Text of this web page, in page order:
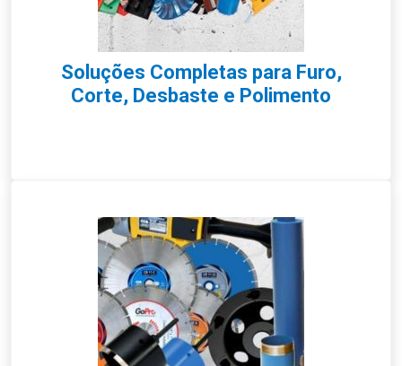
Soluções Completas para Furo,
Corte, Desbaste e Polimento